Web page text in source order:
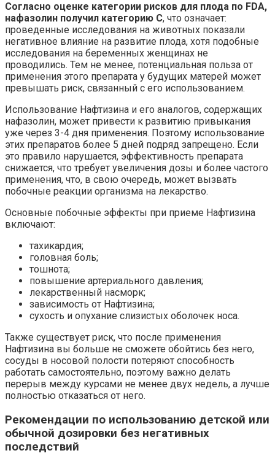
Согласно оценке категории рисков для плода по FDA,
нафазолин получил категорию С, что означает:
проведенные исследования на животных показали
негативное влияние на развитие плода, хотя подобные
исследования на беременных женщинах не
проводились. Тем не менее, потенциальная польза от
применения этого препарата у будущих матерей может
превышать риск, связанный с его использованием.
Использование Нафтизина и его аналогов, содержащих
нафазолин, может привести к развитию привыкания
уже через 3-4 дня применения. Поэтому использование
этих препаратов более 5 дней подряд запрещено. Если
это правило нарушается, эффективность препарата
снижается, что требует увеличения дозы и более частого
применения, что, в свою очередь, может вызвать
побочные реакции организма на лекарство.
Основные побочные эффекты при приеме Нафтизина
включают:
тахикардия;
головная боль;
тошнота;
повышение артериального давления;
лекарственный насморк;
зависимость от Нафтизина;
сухость и опухание слизистых оболочек носа.
Также существует риск, что после применения
Нафтизина вы больше не сможете обойтись без него,
сосуды в носовой полости потеряют способность
работать самостоятельно, поэтому важно делать
перерыв между курсами не менее двух недель, а лучше
полностью отказаться от него.
Рекомендации по использованию детской или
обычной дозировки без негативных
последствий